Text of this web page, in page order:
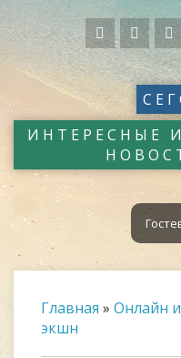
ИНТЕРЕСНЫЕ
Главная » Онлайн
экшн